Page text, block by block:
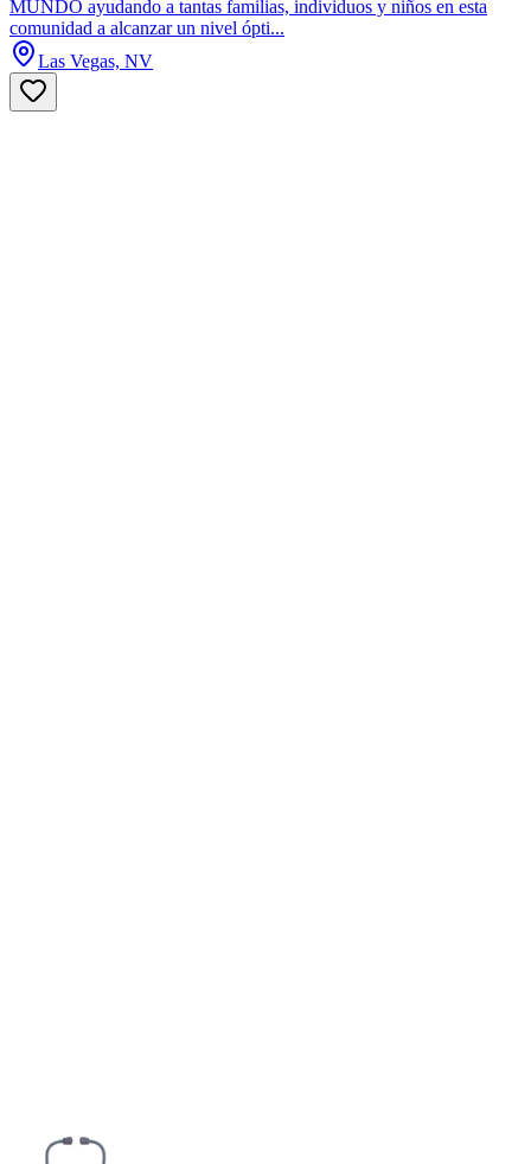
MUNDO ayudando a tantas familias, individuos y niños en esta
comunidad a alcanzar un nivel ópti...
Las Vegas, NV